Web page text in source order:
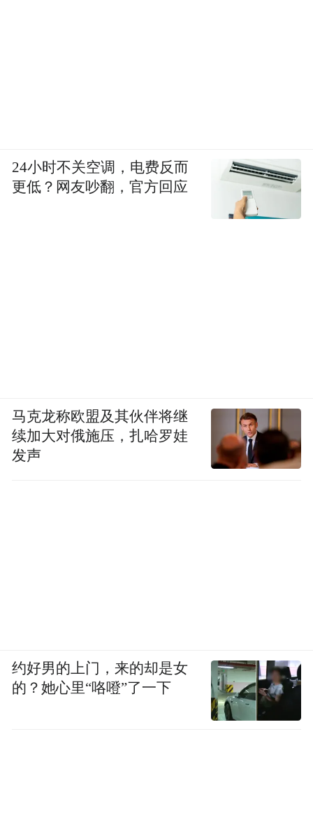
24小时不关空调，电费反而
更低？网友吵翻，官方回应
马克龙称欧盟及其伙伴将继
续加大对俄施压，扎哈罗娃
发声
约好男的上门，来的却是女
的？她心里“咯噔”了一下